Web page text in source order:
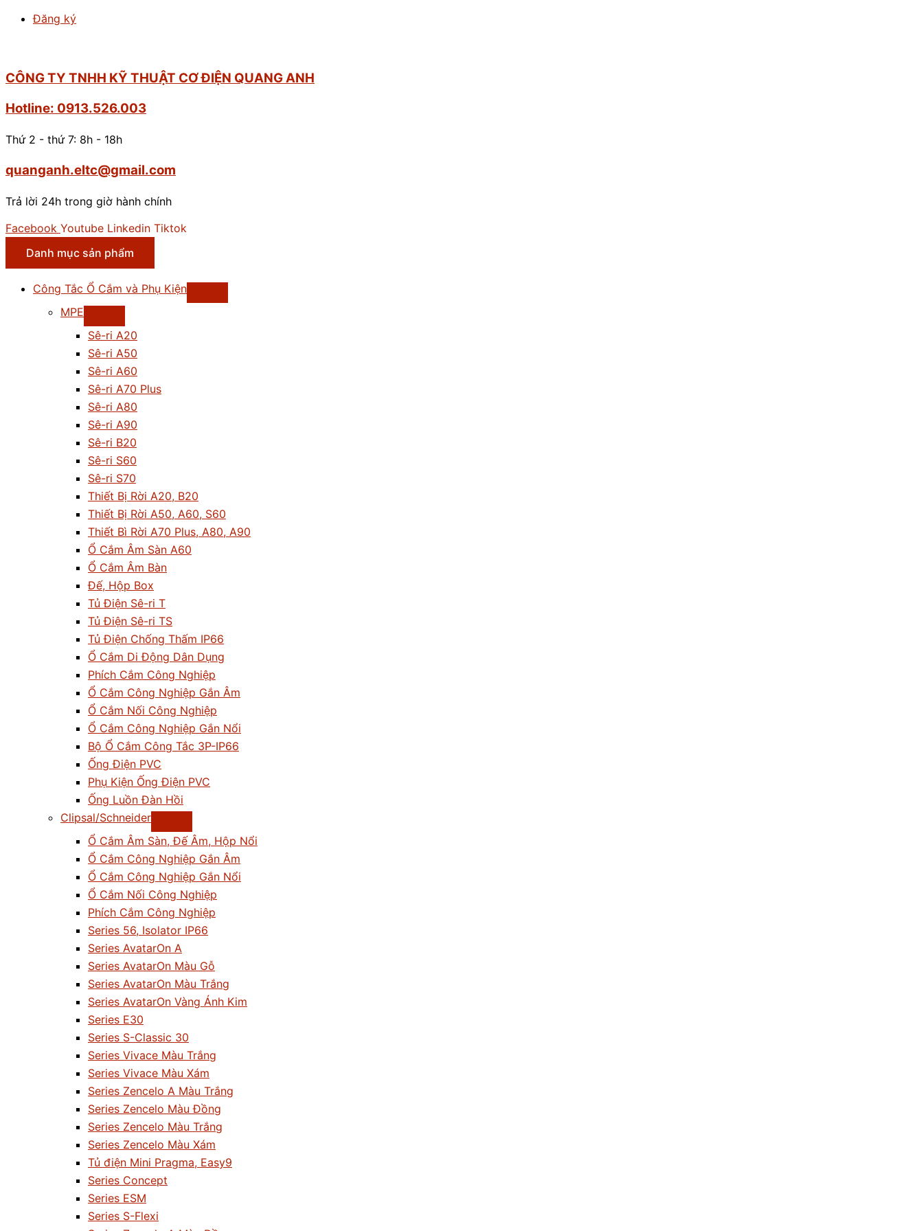
Đăng ký
CÔNG TY TNHH KỸ THUẬT CƠ ĐIỆN QUANG ANH
Hotline: 0913.526.003
Thứ 2 - thứ 7: 8h - 18h
quanganh.eltc@gmail.com
Trả lời 24h trong giờ hành chính
Facebook Youtube Linkedin Tiktok
Danh mục sản phẩm
Công Tắc Ổ Cắm và Phụ Kiện
MPE
Sê-ri A20
Sê-ri A50
Sê-ri A60
Sê-ri A70 Plus
Sê-ri A80
Sê-ri A90
Sê-ri B20
Sê-ri S60
Sê-ri S70
Thiết Bị Rời A20, B20
Thiết Bị Rời A50, A60, S60
Thiết Bì Rời A70 Plus, A80, A90
Ổ Cắm Âm Sàn A60
Ổ Cắm Âm Bàn
Đế, Hộp Box
Tủ Điện Sê-ri T
Tủ Điện Sê-ri TS
Tủ Điện Chống Thấm IP66
Ổ Cắm Di Động Dân Dụng
Phích Cắm Công Nghiệp
Ổ Cắm Công Nghiệp Gắn Âm
Ổ Cắm Nối Công Nghiệp
Ổ Cắm Công Nghiệp Gắn Nổi
Bộ Ổ Cắm Công Tắc 3P-IP66
Ống Điện PVC
Phụ Kiện Ống Điện PVC
Ống Luồn Đàn Hồi
Clipsal/Schneider
Ổ Cắm Âm Sàn, Đế Âm, Hộp Nổi
Ổ Cắm Công Nghiệp Gắn Âm
Ổ Cắm Công Nghiệp Gắn Nổi
Ổ Cắm Nối Công Nghiệp
Phích Cắm Công Nghiệp
Series 56, Isolator IP66
Series AvatarOn A
Series AvatarOn Màu Gỗ
Series AvatarOn Màu Trắng
Series AvatarOn Vàng Ánh Kim
Series E30
Series S-Classic 30
Series Vivace Màu Trắng
Series Vivace Màu Xám
Series Zencelo A Màu Trắng
Series Zencelo Màu Đồng
Series Zencelo Màu Trắng
Series Zencelo Màu Xám
Tủ điện Mini Pragma, Easy9
Series Concept
Series ESM
Series S-Flexi
điều
dòng,
suất
1/2Hp
số